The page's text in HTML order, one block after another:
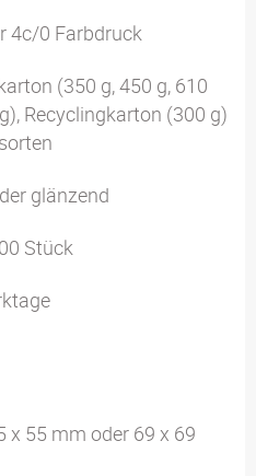
4c/0 Farbdruck
(350 g, 450 g, 610
Recyclingkarton (300 g)
glänzend
Stück
x 55 mm oder 69 x 69